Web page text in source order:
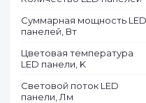
Суммарная мощность LED
панелей, Вт
Цветовая температура
LED панели, K
Световой поток LED
панели, Лм